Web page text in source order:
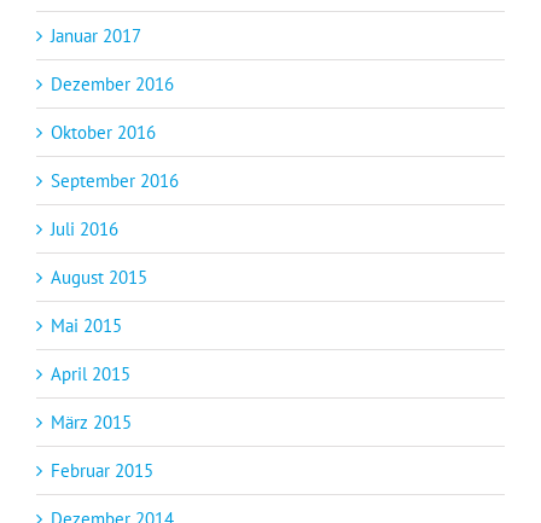
Januar 2017
Dezember 2016
Oktober 2016
September 2016
Juli 2016
August 2015
Mai 2015
April 2015
März 2015
Februar 2015